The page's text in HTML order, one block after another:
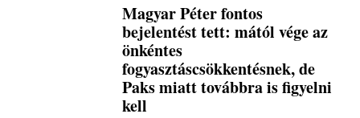
Magyar Péter fontos
bejelentést tett: mától vége az
önkéntes
fogyasztáscsökkentésnek, de
Paks miatt továbbra is figyelni
kell